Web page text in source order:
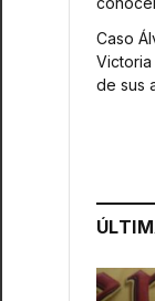
Caso
de sus